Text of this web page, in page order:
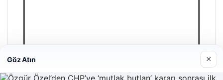
Enes Kaplan Avukatlık Bürosu
Göz Atın ×